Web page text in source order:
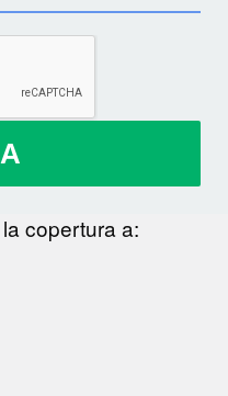
copertura a: